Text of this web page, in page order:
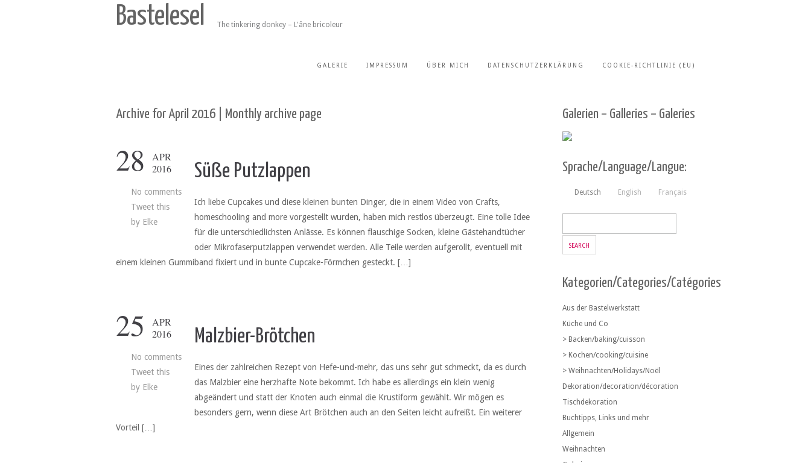
Bastelesel The tinkering donkey – L'âne bricoleur
GALERIE IMPRESSUM ÜBER MICH DATENSCHUTZERKLÄRUNG COOKIE-RICHTLINIE (EU)
Archive for April 2016 | Monthly archive page
28
APR
2016
No comments
Tweet this
by Elke
Süße Putzlappen
Ich liebe Cupcakes und diese kleinen bunten Dinger, die in einem Video von Crafts,
homeschooling and more vorgestellt wurden, haben mich restlos überzeugt. Eine tolle Idee
für die unterschiedlichsten Anlässe. Es können flauschige Socken, kleine Gästehandtücher
oder Mikrofaserputzlappen verwendet werden. Alle Teile werden aufgerollt, eventuell mit
einem kleinen Gummiband fixiert und in bunte Cupcake-Förmchen gesteckt. […]
25
APR
2016
No comments
Tweet this
by Elke
Malzbier-Brötchen
Eines der zahlreichen Rezept von Hefe-und-mehr, das uns sehr gut schmeckt, da es durch
das Malzbier eine herzhafte Note bekommt. Ich habe es allerdings ein klein wenig
abgeändert und statt der Knoten auch einmal die Krustiform gewählt. Wir mögen es
besonders gern, wenn diese Art Brötchen auch an den Seiten leicht aufreißt. Ein weiterer
Vorteil […]
Galerien – Galleries – Galeries
Sprache/Language/Langue:
Deutsch English Français
Kategorien/Categories/Catégories
Aus der Bastelwerkstatt
Küche und Co
> Backen/baking/cuisson
> Kochen/cooking/cuisine
> Weihnachten/Holidays/Noël
Dekoration/decoration/décoration
Tischdekoration
Buchtipps, Links und mehr
Allgemein
Weihnachten